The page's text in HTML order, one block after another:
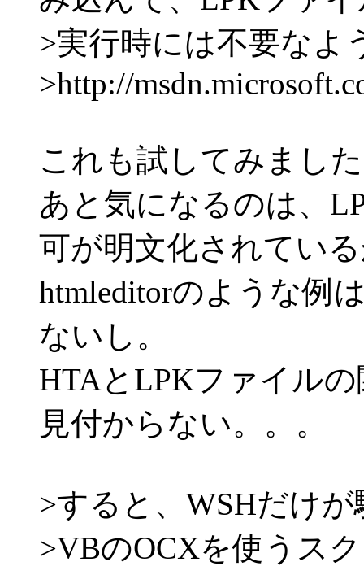
>実行時には不要なよ
>http://
これも試してみまし
あと気になるのは、
可が明文化されてい
htmleditorのような例
ないし。
HTAとLPKファイル
見付からない。。。
>すると、WSHだけ
>VBのOCXを使うス